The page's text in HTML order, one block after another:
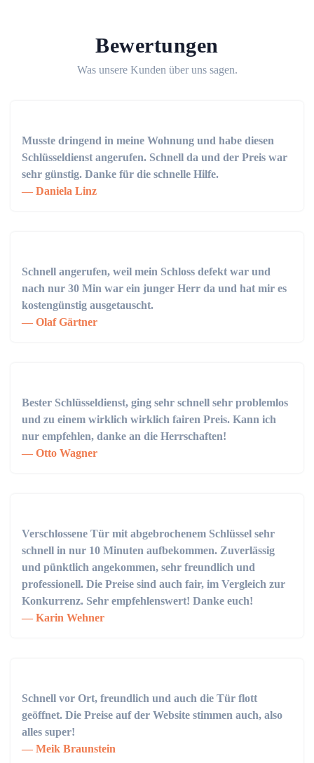
Bewertungen
Was unsere Kunden über uns sagen.
Musste dringend in meine Wohnung und habe diesen
Schlüsseldienst angerufen. Schnell da und der Preis war
sehr günstig. Danke für die schnelle Hilfe.
Daniela Linz
Schnell angerufen, weil mein Schloss defekt war und
nach nur 30 Min war ein junger Herr da und hat mir es
kostengünstig ausgetauscht.
Olaf Gärtner
Bester Schlüsseldienst, ging sehr schnell sehr problemlos
und zu einem wirklich wirklich fairen Preis. Kann ich
nur empfehlen, danke an die Herrschaften!
Otto Wagner
Verschlossene Tür mit abgebrochenem Schlüssel sehr
schnell in nur 10 Minuten aufbekommen. Zuverlässig
und pünktlich angekommen, sehr freundlich und
professionell. Die Preise sind auch fair, im Vergleich zur
Konkurrenz. Sehr empfehlenswert! Danke euch!
Karin Wehner
Schnell vor Ort, freundlich und auch die Tür flott
geöffnet. Die Preise auf der Website stimmen auch, also
alles super!
Meik Braunstein